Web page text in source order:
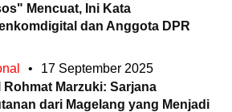
Mencuat, Ini Kata
dan Anggota DPR
•
17 September 2025
Rohmat Marzuki: Sarjana
dari Magelang yang Menjadi